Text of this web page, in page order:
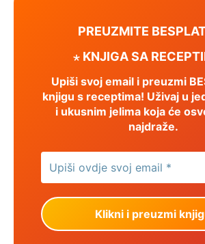
PREUZMITE
⋆ KNJIGA SA
Upiši svoj email i preuzmi
knjigu s receptima! Uživaj u
i ukusnim jelima koja će
najdraže.